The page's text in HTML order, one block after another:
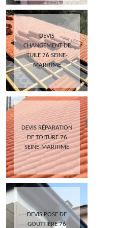
DEVIS
CHANGEMENT DE
TUILE 76 SEINE-
MARITIME
DEVIS RÉPARATION
DE TOITURE 76
SEINE-MARITIME
DEVIS POSE DE
GOUTTIÈRE 76